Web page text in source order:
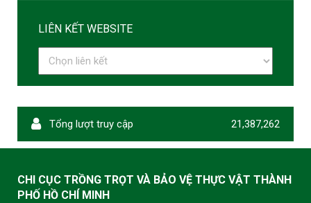
LIÊN KẾT WEBSITE
Tổng lượt truy cập 21,387,262
CHI CỤC TRỒNG TRỌT VÀ BẢO VỆ THỰC VẬT THÀNH
PHỐ HỒ CHÍ MINH